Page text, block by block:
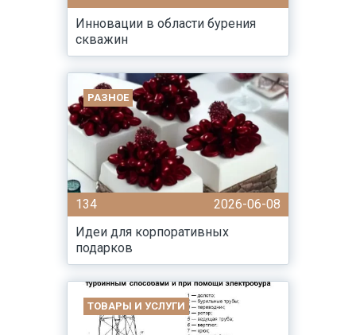
Инновации в области бурения
скважин
РАЗНОЕ
134
2026-06-08
Идеи для корпоративных
подарков
ТОВАРЫ И УСЛУГИ